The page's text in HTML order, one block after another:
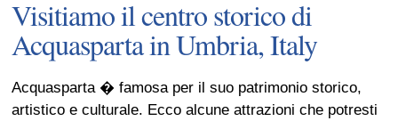
Visitiamo il centro storico di
Acquasparta in Umbria, Italy
Acquasparta � famosa per il suo patrimonio storico,
artistico e culturale. Ecco alcune attrazioni che potresti